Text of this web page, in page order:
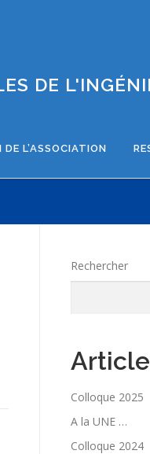
DE
L’ASSOCIATION
Rechercher
Colloque 2025
A la UNE …
Colloque 2024